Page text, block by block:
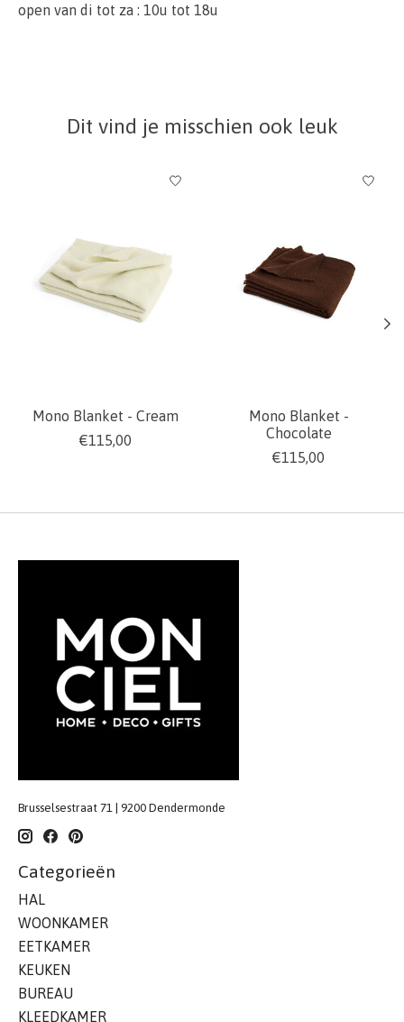
open van di tot za : 10u tot 18u
Dit vind je misschien ook leuk
Items van productcarrousel
Mono Blanket - Cream
€115,00
Mono Blanket -
Chocolate
€115,00
Brusselsestraat 71 | 9200 Dendermonde
Categorieën
HAL
WOONKAMER
EETKAMER
KEUKEN
BUREAU
KLEEDKAMER